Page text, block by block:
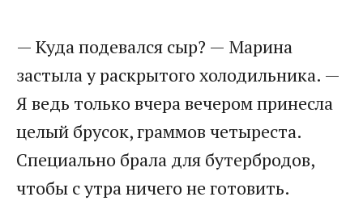
— Куда подевался сыр? — Марина
застыла у раскрытого холодильника. —
Я ведь только вчера вечером принесла
целый брусок, граммов четыреста.
Специально брала для бутербродов,
чтобы с утра ничего не готовить.